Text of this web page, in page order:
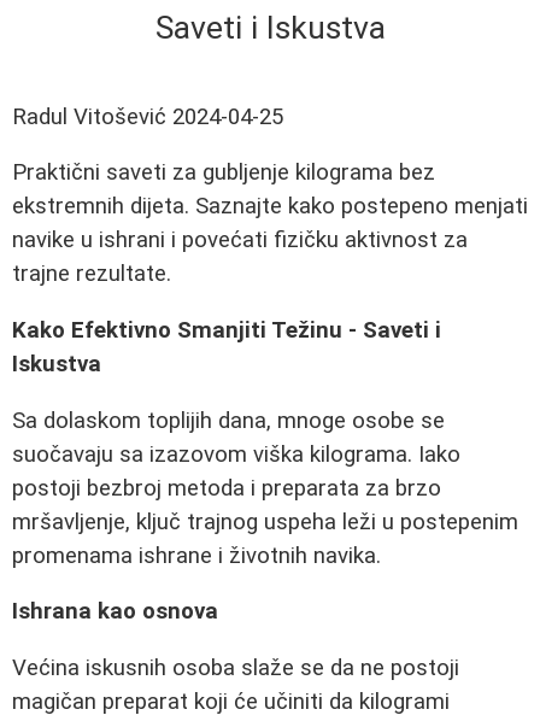
Saveti i Iskustva
Radul Vitošević 2024-04-25
Praktični saveti za gubljenje kilograma bez
ekstremnih dijeta. Saznajte kako postepeno menjati
navike u ishrani i povećati fizičku aktivnost za
trajne rezultate.
Kako Efektivno Smanjiti Težinu - Saveti i
Iskustva
Sa dolaskom toplijih dana, mnoge osobe se
suočavaju sa izazovom viška kilograma. Iako
postoji bezbroj metoda i preparata za brzo
mršavljenje, ključ trajnog uspeha leži u postepenim
promenama ishrane i životnih navika.
Ishrana kao osnova
Većina iskusnih osoba slaže se da ne postoji
magičan preparat koji će učiniti da kilogrami